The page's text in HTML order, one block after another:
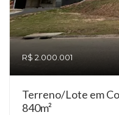
R$ 2.000.001
Terreno/Lote em
840m²